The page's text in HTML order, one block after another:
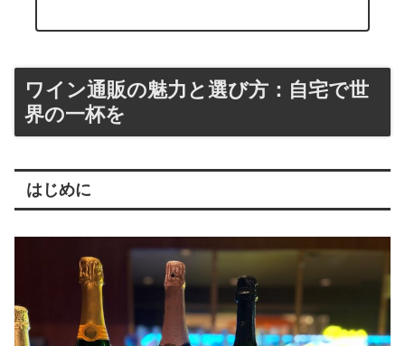
ワイン通販の魅力と選び方：自宅で世
界の一杯を
はじめに